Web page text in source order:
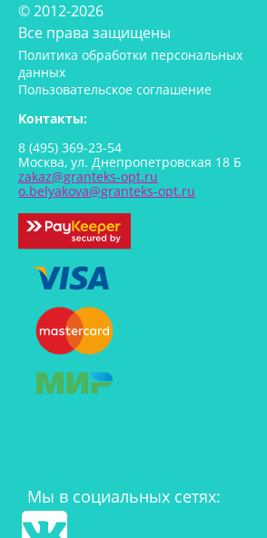
© 2012-2026
Все права защищены
Политика обработки персональных
данных
Пользовательское соглашение
Контакты:
8 (495) 369-23-54
Москва, ул. Днепропетровская 18 Б
zakaz@granteks-opt.ru
o.belyakova@granteks-opt.ru
Мы в социальных сетях: